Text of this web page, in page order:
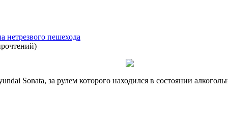
нетрезвого пешехода
)
Sonata, за рулем которого находился в состоянии